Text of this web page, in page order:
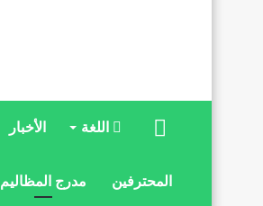
الرئيسيةاللغة الأخبار
المحترفين مدرج المظاليم